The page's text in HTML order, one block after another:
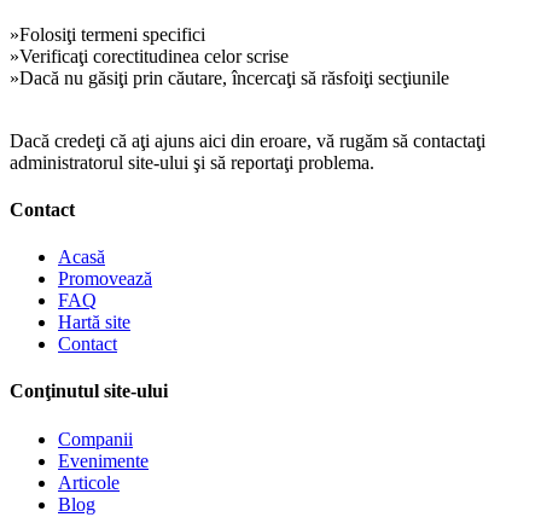
»Folosiţi termeni specifici
»Verificaţi corectitudinea celor scrise
»Dacă nu găsiţi prin căutare, încercaţi să răsfoiţi secţiunile
Dacă credeţi că aţi ajuns aici din eroare, vă rugăm să contactaţi
administratorul site-ului şi să reportaţi problema.
Contact
Acasă
Promovează
FAQ
Hartă site
Contact
Conţinutul site-ului
Companii
Evenimente
Articole
Blog